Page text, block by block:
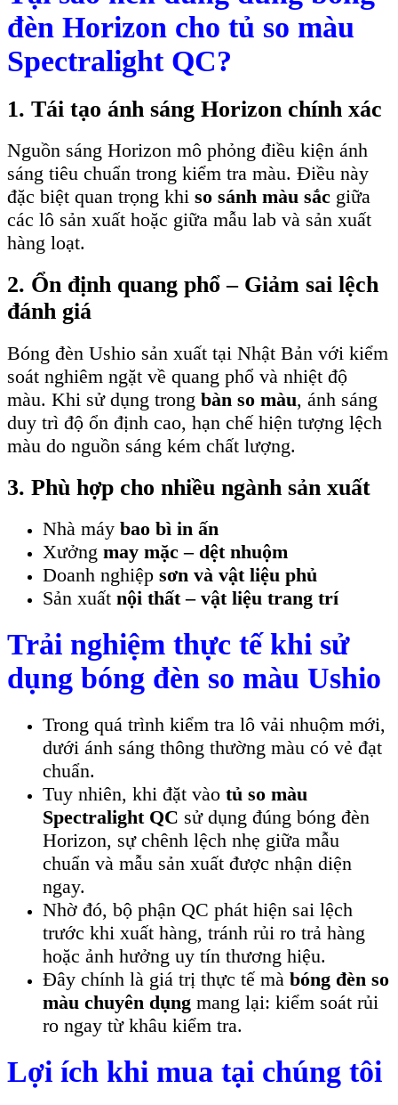
đèn Horizon cho tủ so màu
Spectralight QC?
1. Tái tạo ánh sáng Horizon chính xác
Nguồn sáng Horizon mô phỏng điều kiện ánh
sáng tiêu chuẩn trong kiểm tra màu. Điều này
đặc biệt quan trọng khi so sánh màu sắc giữa
các lô sản xuất hoặc giữa mẫu lab và sản xuất
hàng loạt.
2. Ổn định quang phổ – Giảm sai lệch
đánh giá
Bóng đèn Ushio sản xuất tại Nhật Bản với kiểm
soát nghiêm ngặt về quang phổ và nhiệt độ
màu. Khi sử dụng trong bàn so màu, ánh sáng
duy trì độ ổn định cao, hạn chế hiện tượng lệch
màu do nguồn sáng kém chất lượng.
3. Phù hợp cho nhiều ngành sản xuất
Nhà máy bao bì in ấn
Xưởng may mặc – dệt nhuộm
Doanh nghiệp sơn và vật liệu phủ
Sản xuất nội thất – vật liệu trang trí
Trải nghiệm thực tế khi sử
dụng bóng đèn so màu Ushio
Trong quá trình kiểm tra lô vải nhuộm mới,
dưới ánh sáng thông thường màu có vẻ đạt
chuẩn.
Tuy nhiên, khi đặt vào tủ so màu
Spectralight QC sử dụng đúng bóng đèn
Horizon, sự chênh lệch nhẹ giữa mẫu
chuẩn và mẫu sản xuất được nhận diện
ngay.
Nhờ đó, bộ phận QC phát hiện sai lệch
trước khi xuất hàng, tránh rủi ro trả hàng
hoặc ảnh hưởng uy tín thương hiệu.
Đây chính là giá trị thực tế mà bóng đèn so
màu chuyên dụng mang lại: kiểm soát rủi
ro ngay từ khâu kiểm tra.
Lợi ích khi mua tại chúng tôi